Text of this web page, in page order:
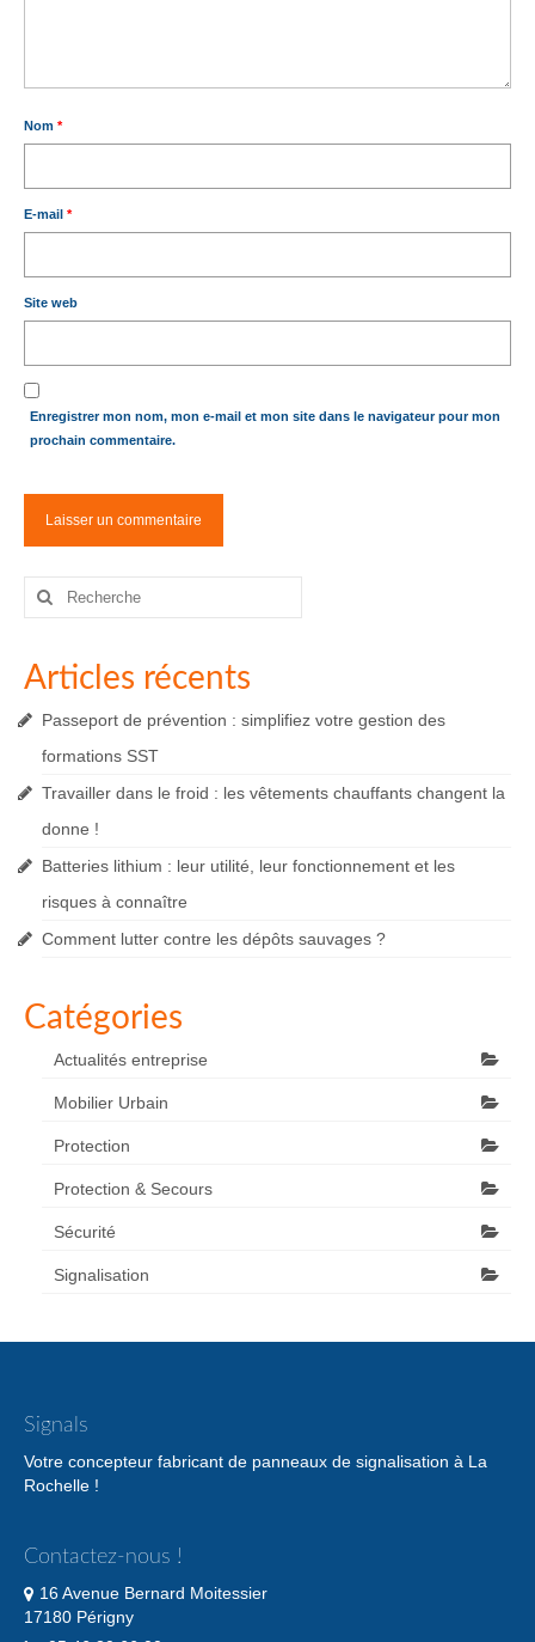
Nom *
E-mail *
Site web
Enregistrer mon nom, mon e-mail et mon site dans le navigateur pour mon
prochain commentaire.
Rechercher
Articles récents
Passeport de prévention : simplifiez votre gestion des
formations SST
Travailler dans le froid : les vêtements chauffants changent la
donne !
Batteries lithium : leur utilité, leur fonctionnement et les
risques à connaître
Comment lutter contre les dépôts sauvages ?
Catégories
Actualités entreprise
Mobilier Urbain
Protection
Protection & Secours
Sécurité
Signalisation
Signals
Votre concepteur fabricant de panneaux de signalisation à La
Rochelle !
Contactez-nous !
16 Avenue Bernard Moitessier
17180 Périgny